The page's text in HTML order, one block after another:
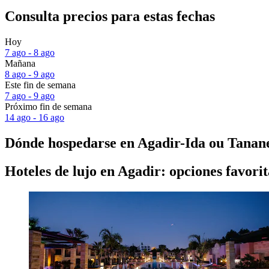
Consulta precios para estas fechas
Hoy
7 ago - 8 ago
Mañana
8 ago - 9 ago
Este fin de semana
7 ago - 9 ago
Próximo fin de semana
14 ago - 16 ago
Dónde hospedarse en Agadir-Ida ou
Hoteles de lujo en Agadir: opciones